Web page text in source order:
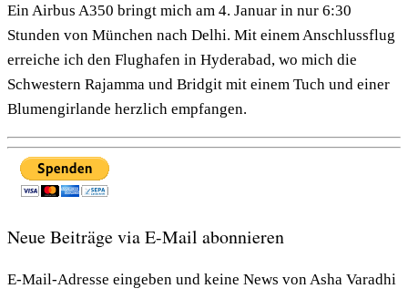
Ein Airbus A350 bringt mich am 4. Januar in nur 6:30
Stunden von München nach Delhi. Mit einem Anschlussflug
erreiche ich den Flughafen in Hyderabad, wo mich die
Schwestern Rajamma und Bridgit mit einem Tuch und einer
Blumengirlande herzlich empfangen.
Neue Beiträge via E-Mail abonnieren
E-Mail-Adresse eingeben und keine News von Asha Varadhi